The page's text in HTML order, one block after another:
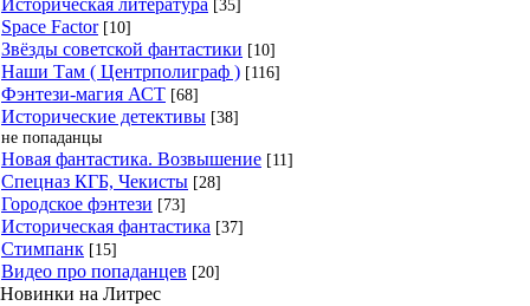
Историческая литература [35]
Space Factor [10]
Звёзды советской фантастики [10]
Наши Там ( Центрполиграф ) [116]
Фэнтези-магия АСТ [68]
Исторические детективы [38]
не попаданцы
Новая фантастика. Возвышение [11]
Спецназ КГБ, Чекисты [28]
Городское фэнтези [73]
Историческая фантастика [37]
Стимпанк [15]
Видео про попаданцев [20]
Новинки на Литрес